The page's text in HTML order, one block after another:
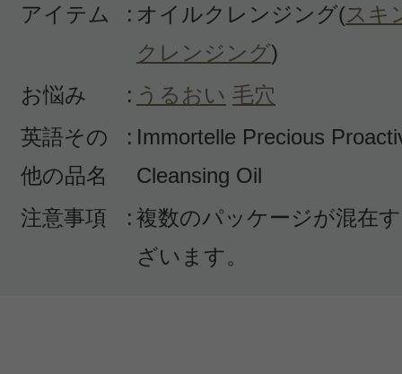
らのレビューです。鼻の角栓は溜ま
毛穴が目立たなくなってきました。
感も柔らかくキメが整ってきました
ます?
お値段、あともうすこーしだけお
（もう十分お手頃なのですが）星は5
アイテム
: オイルクレンジング(スキ
クレンジング)
お悩み
: うるおい 毛穴
英語その
他の品名
: Immortelle Precious
Cleansing Oil
注意事項
: 複数のパッケージが混在
ざいます。